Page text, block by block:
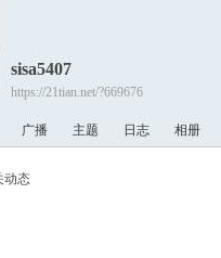
sisa5407
https://21tian.net/?669676
广播 主题 日志 相册
动态